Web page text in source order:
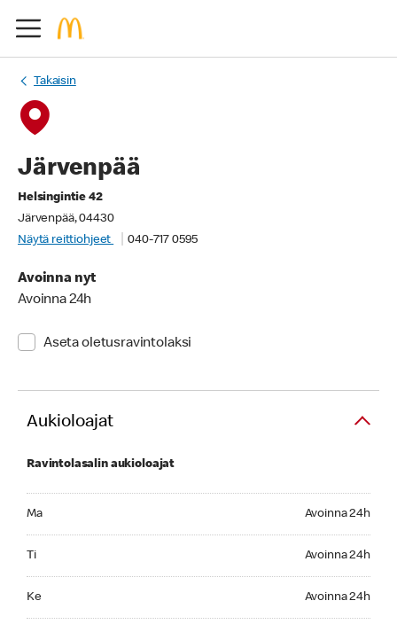
Takaisin
Järvenpää
Helsingintie 42
Järvenpää, 04430
Näytä reittiohjeet
040-717 0595
Avoinna nyt
Avoinna 24h
Aseta oletusravintolaksi
Aukioloajat
Ravintolasalin aukioloajat
Ma Avoinna 24h
Ti Avoinna 24h
Ke Avoinna 24h